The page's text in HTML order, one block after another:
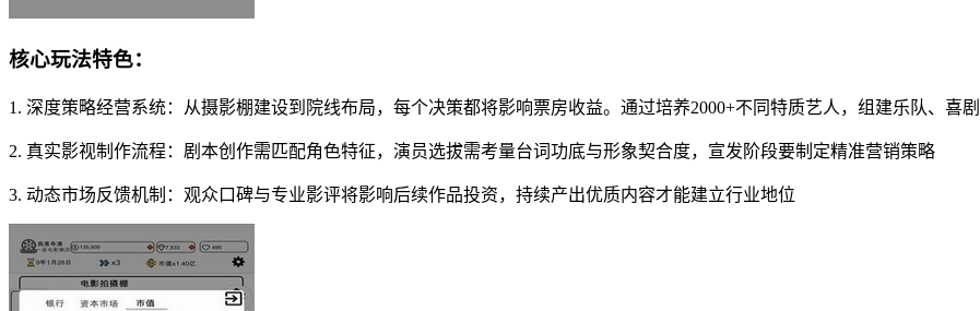
核心玩法特色：
1. 深度策略经营系统：从摄影棚建设到院线布局，每个决策都将影响票房收益。通过培养2000+不同特质艺人，组建乐队、喜
2. 真实影视制作流程：剧本创作需匹配角色特征，演员选拔需考量台词功底与形象契合度，宣发阶段要制定精准营销策略
3. 动态市场反馈机制：观众口碑与专业影评将影响后续作品投资，持续产出优质内容才能建立行业地位